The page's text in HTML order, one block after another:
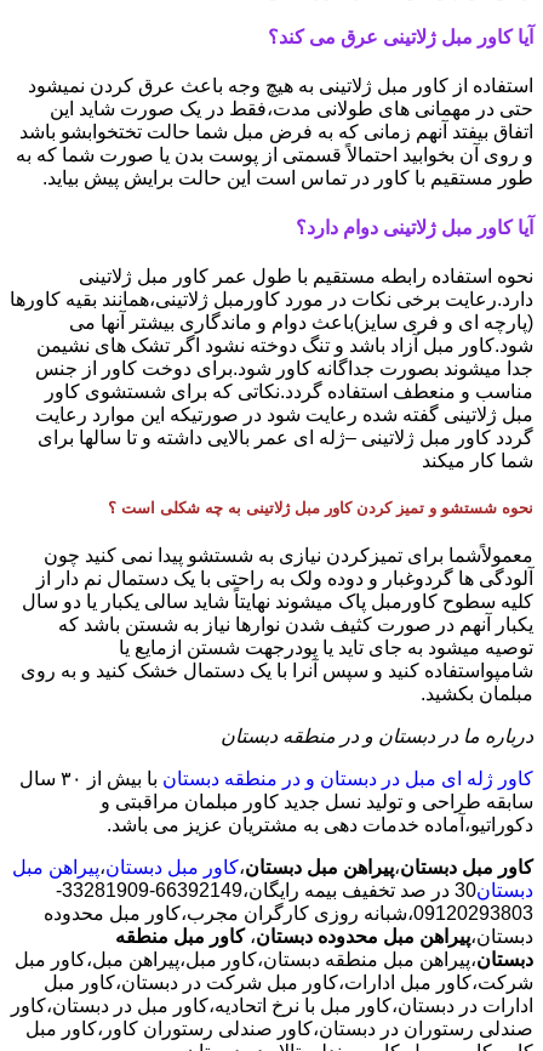
آیا کاور مبل ژلاتینی عرق می کند؟
استفاده از کاور مبل ژلاتینی به هیچ وجه باعث عرق کردن نمیشود
حتی در مهمانی های طولانی مدت،فقط در یک صورت شاید این
اتفاق بیفتد آنهم زمانی که به فرض مبل شما حالت تختخوابشو باشد
و روی آن بخوابید احتمالاً قسمتی از پوست بدن یا صورت شما که به
طور مستقیم با کاور در تماس است این حالت برایش پیش بیاید.
آیا کاور مبل ژلاتینی دوام دارد؟
نحوه استفاده رابطه مستقیم با طول عمر کاور مبل ژلاتینی
دارد.رعایت برخی نکات در مورد کاورمبل ژلاتینی،همانند بقیه کاورها
(پارچه ای و فری سایز)باعث دوام و ماندگاری بیشتر آنها می
شود.کاور مبل آزاد باشد و تنگ دوخته نشود اگر تشک های نشیمن
جدا میشوند بصورت جداگانه کاور شود.برای دوخت کاور از جنس
مناسب و منعطف استفاده گردد.نکاتی که برای شستشوی کاور
مبل ژلاتینی گفته شده رعایت شود در صورتیکه این موارد رعایت
گردد کاور مبل ژلاتینی –ژله ای عمر بالایی داشته و تا سالها برای
شما کار میکند
نحوه شستشو و تمیز کردن کاور مبل ژلاتینی به چه شکلی است ؟
معمولاًشما برای تمیزکردن نیازی به شستشو پیدا نمی کنید چون
آلودگی ها گردوغبار و دوده ولک به راحتی با یک دستمال نم دار از
کلیه سطوح کاورمبل پاک میشوند نهایتاً شاید سالی یکبار یا دو سال
یکبار آنهم در صورت کثیف شدن نوارها نیاز به شستن باشد که
توصیه میشود به جای تاید یا پودرجهت شستن ازمایع یا
شامپواستفاده کنید و سپس آنرا با یک دستمال خشک کنید و به روی
مبلمان بکشید.
درباره ما در دبستان و در منطقه دبستان
کاور ژله ای مبل در دبستان و در منطقه دبستان
با بیش از ٣٠ سال
سابقه طراحی و تولید نسل جدید کاور مبلمان مراقبتی و
دکوراتیو،آماده خدمات دهی به مشتریان عزیز می باشد.
کاور مبل دبستان،پیراهن مبل دبستان،کاور مبل دبستان،پیراهن مبل
دبستان
30 در صد تخفیف بیمه رایگان،66392149-33281909-
09120293803،شبانه روزی کارگران مجرب،کاور مبل محدوده
دبستان،پیراهن مبل محدوده دبستان، کاور مبل منطقه
دبستان،پیراهن مبل منطقه دبستان،کاور مبل،پیراهن مبل،کاور مبل
شرکت،کاور مبل ادارات،کاور مبل شرکت در دبستان،کاور مبل
ادارات در دبستان،کاور مبل با نرخ اتحادیه،کاور مبل در دبستان،کاور
صندلی رستوران در دبستان،کاور صندلی رستوران کاور،کاور مبل